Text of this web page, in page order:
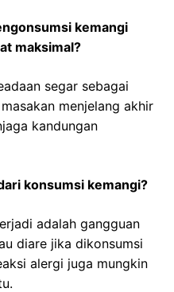
kemangi
maksimal?
segar sebagai
menjelang akhir
kandungan
konsumsi kemangi?
adalah gangguan
diare jika dikonsumsi
alergi juga mungkin